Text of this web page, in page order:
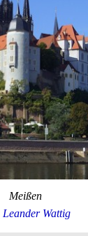
Meißen
Leander Wattig